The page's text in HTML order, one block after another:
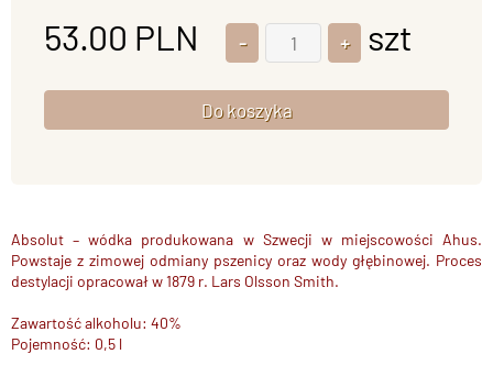
53.00 PLN szt
Absolut – wódka produkowana w Szwecji w miejscowości Ahus.
Powstaje z zimowej odmiany pszenicy oraz wody głębinowej. Proces
destylacji opracował w 1879 r. Lars Olsson Smith.
Zawartość alkoholu: 40%
Pojemność: 0,5 l